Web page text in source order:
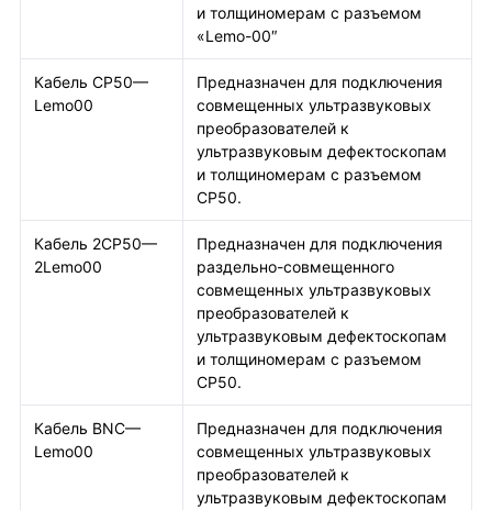
и толщиномерам с разъемом
«Lemo-00″
Кабель СР50—
Lemo00
Предназначен для подключения
совмещенных ультразвуковых
преобразователей к
ультразвуковым дефектоскопам
и толщиномерам с разъемом
СР50.
Кабель 2СР50—
2Lemo00
Предназначен для подключения
раздельно-совмещенного
совмещенных ультразвуковых
преобразователей к
ультразвуковым дефектоскопам
и толщиномерам с разъемом
СР50.
Кабель BNC—
Lemo00
Предназначен для подключения
совмещенных ультразвуковых
преобразователей к
ультразвуковым дефектоскопам